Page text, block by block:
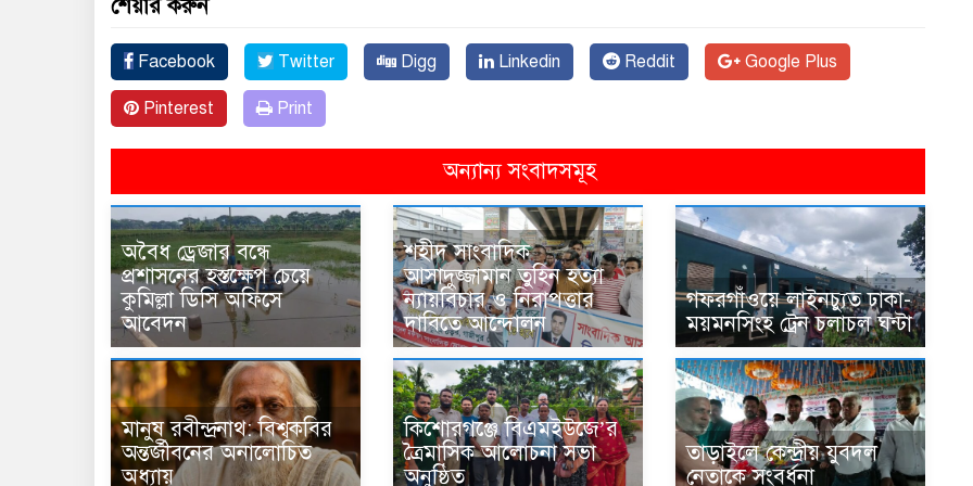
শেয়ার করুন
Facebook Twitter Digg Linkedin Reddit Google Plus
Pinterest Print
অন্যান্য সংবাদসমূহ
অবৈধ ড্রেজার বন্ধে
প্রশাসনের হস্তক্ষেপ চেয়ে
কুমিল্লা ডিসি অফিসে
আবেদন
শহীদ সাংবাদিক
আসাদুজ্জামান তুহিন হত্যা
ন্যায়বিচার ও নিরাপত্তার
দাবিতে আন্দোলন
গফরগাঁওয়ে লাইনচ্যুত ঢাকা-
ময়মনসিংহ ট্রেন চলাচল ঘন্টা
মানুষ রবীন্দ্রনাথ: বিশ্বকবির
অন্তর্জীবনের অনালোচিত
অধ্যায়
কিশোরগঞ্জে বিএমইউজে’র
ত্রৈমাসিক আলোচনা সভা
অনুষ্ঠিত
তাড়াইলে কেন্দ্রীয় যুবদল
নেতাকে সংবর্ধনা